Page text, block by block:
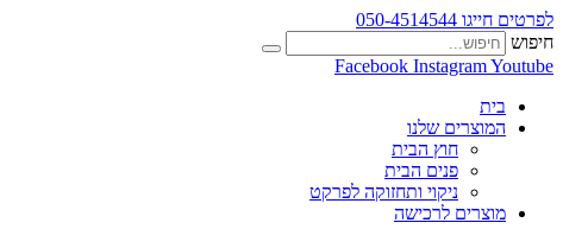
לפרטים חייגו 050-4514544
חיפוש
Facebook InstagramYoutube
בית
המוצרים שלנו
חוץ הבית
פנים הבית
ניקוי ותחזוקה לפרקט
מוצרים לרכישה